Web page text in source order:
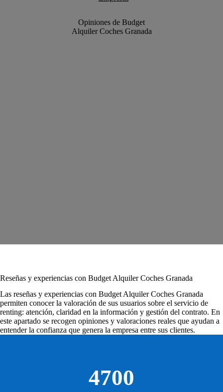
Opiniones de Budget
Alquiler Coches Granada
Reseñas y experiencias con Budget Alquiler Coches Granada
Las reseñas y experiencias con Budget Alquiler Coches Granada
permiten conocer la valoración de sus usuarios sobre el servicio de
renting: atención, claridad en la información y gestión del contrato. En
este apartado se recogen opiniones y valoraciones reales que ayudan a
entender la confianza que genera la empresa entre sus clientes.
4700